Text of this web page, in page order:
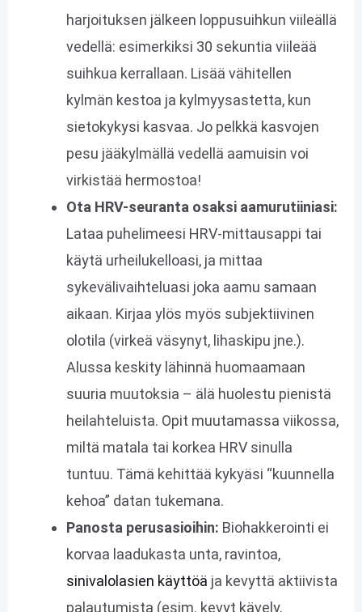
harjoituksen jälkeen loppusuihkun viileällä
vedellä: esimerkiksi 30 sekuntia viileää
suihkua kerrallaan. Lisää vähitellen
kylmän kestoa ja kylmyysastetta, kun
sietokykysi kasvaa. Jo pelkkä kasvojen
pesu jääkylmällä vedellä aamuisin voi
virkistää hermostoa!
Ota HRV-seuranta osaksi aamu­rutiiniasi:
Lataa puhelimeesi HRV-mittausappi tai
käytä urheilukelloasi, ja mittaa
sykevälivaihteluasi joka aamu samaan
aikaan. Kirjaa ylös myös subjektiivinen
olotila (virkeä väsynyt, lihaskipu jne.).
Alussa keskity lähinnä huomaamaan
suuria muutoksia – älä huolestu pienistä
heilahteluista. Opit muutamassa viikossa,
miltä matala tai korkea HRV sinulla
tuntuu. Tämä kehittää kykyäsi “kuunnella
kehoa” datan tukemana.
Panosta perusasioihin: Biohakkerointi ei
korvaa laadukasta unta, ravintoa,
sinivalolasien käyttöä ja kevyttä aktiivista
palautumista (esim. kevyt kävely,